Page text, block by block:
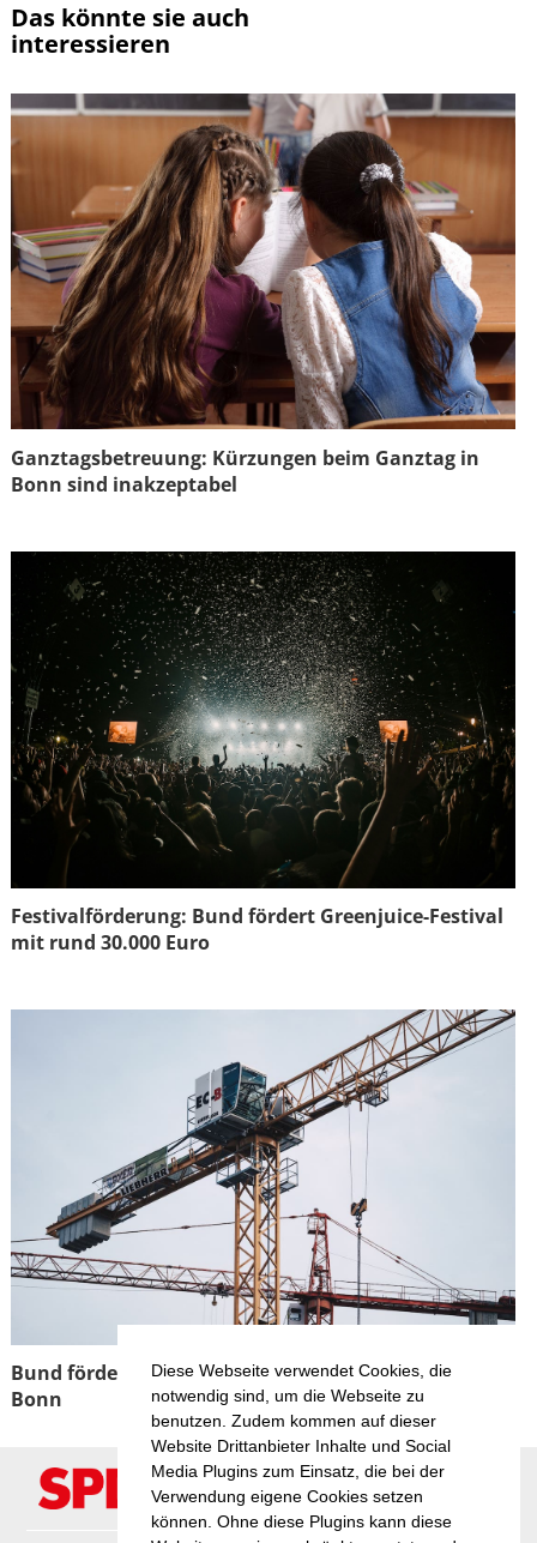
Diese Webseite verwendet Cookies, die
notwendig sind, um die Webseite zu
benutzen. Zudem kommen auf dieser
Website Drittanbieter Inhalte und Social
Media Plugins zum Einsatz, die bei der
Verwendung eigene Cookies setzen
können. Ohne diese Plugins kann diese
Das könnte sie auch
interessieren
Ganztagsbetreuung: Kürzungen beim Ganztag in
Bonn sind inakzeptabel
Festivalförderung: Bund fördert Greenjuice-Festival
mit rund 30.000 Euro
Bund fördert Projekt für mehr Wohnraumflächen in
Bonn